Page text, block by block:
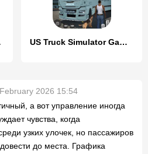
US Truck Simulator Game 2022
2026 15:54
а вот управление иногда
чувства, когда
узких улочек, но пассажиров
довести до места. Графика